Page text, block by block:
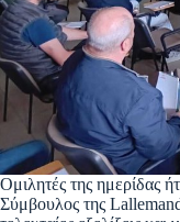
Ομιλητές της ημερίδας
Σύμβουλος της